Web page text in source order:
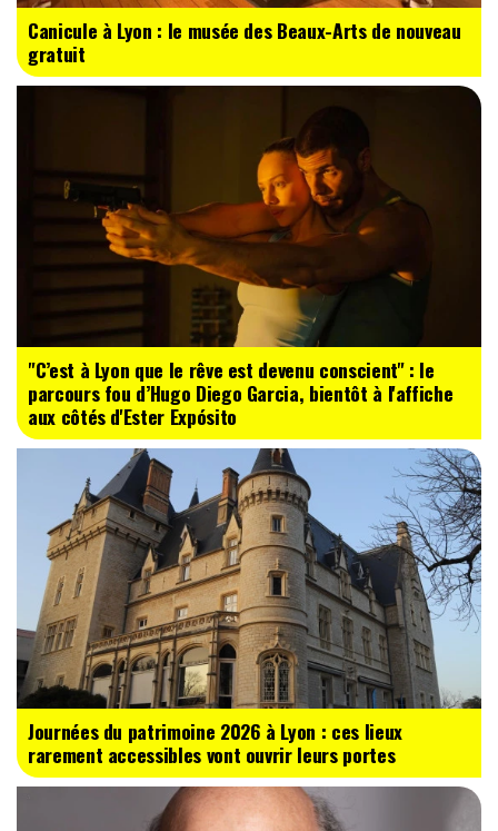
Canicule à Lyon : le musée des Beaux-Arts de nouveau
gratuit
"C’est à Lyon que le rêve est devenu conscient" : le
parcours fou d’Hugo Diego Garcia, bientôt à l'affiche
aux côtés d'Ester Expósito
Journées du patrimoine 2026 à Lyon : ces lieux
rarement accessibles vont ouvrir leurs portes